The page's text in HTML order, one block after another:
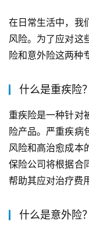
在日常生活中，我
风险。为了应对这
险和意外险这两种
什么是重疾险？
重疾险是一种针对
险产品。严重疾病
风险和高治愈成本
保险公司将根据合
帮助其应对治疗费
什么是意外险？